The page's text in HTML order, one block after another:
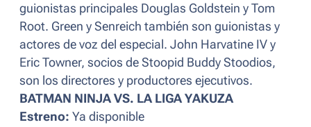
guionistas principales Douglas Goldstein y Tom
Root. Green y Senreich también son guionistas y
actores de voz del especial. John Harvatine IV y
Eric Towner, socios de Stoopid Buddy Stoodios,
son los directores y productores ejecutivos.
BATMAN NINJA VS. LA LIGA YAKUZA
Estreno: Ya disponible